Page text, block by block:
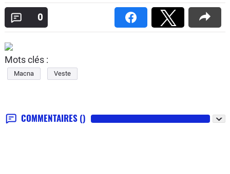
0
Mots clés :
Macna Veste
COMMENTAIRES ()